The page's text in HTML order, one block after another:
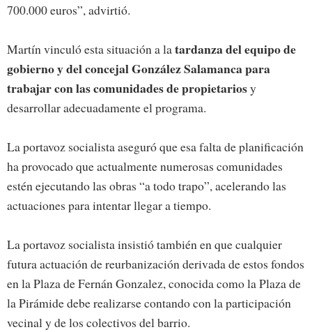
700.000 euros”, advirtió.
Martín vinculó esta situación a latardanza del equipo de
gobierno y del concejal González Salamanca para
trabajar con las comunidades de propietariosy
desarrollar adecuadamente el programa.
La portavoz socialista aseguró que esa falta de planificación
ha provocado que actualmente numerosas comunidades
estén ejecutando las obras “a todo trapo”, acelerando las
actuaciones para intentar llegar a tiempo.
La portavoz socialista insistió también en que cualquier
futura actuación de reurbanización derivada de estos fondos
en la Plaza de Fernán Gonzalez, conocida como la Plaza de
la Pirámide debe realizarse contando con la participación
vecinal y de los colectivos del barrio.